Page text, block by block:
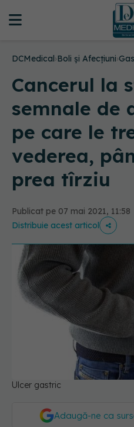
DCMedical›Boli și Afecțiuni›
Cancerul la
semnale de
pe care le
vederea,
prea tîrziu
Publicat pe 07 mai 2021, 11:58
Distribuie acest articol
Ulcer gastric
Adaugă-ne ca